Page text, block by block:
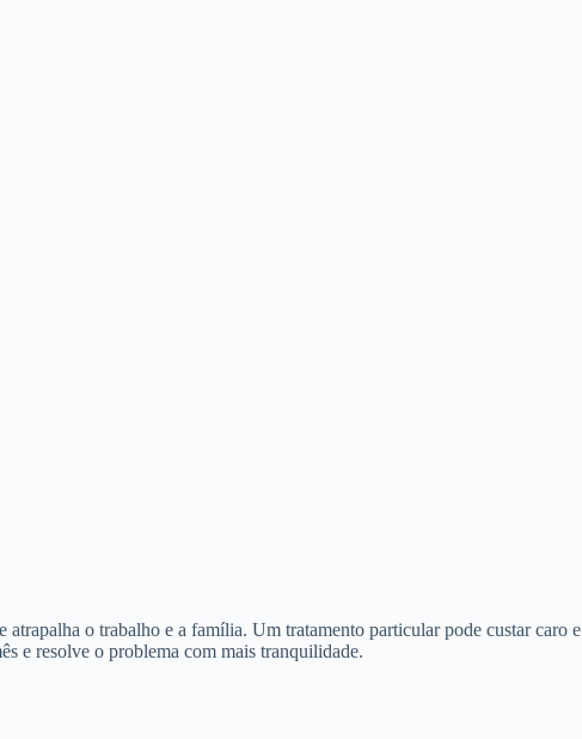
atrapalha o trabalho e a família. Um tratamento particular pode custar caro e
e resolve o problema com mais tranquilidade.